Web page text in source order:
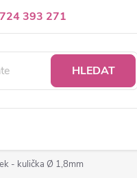
393 271
nám
HLEDAT
- kulička Ø 1,8mm